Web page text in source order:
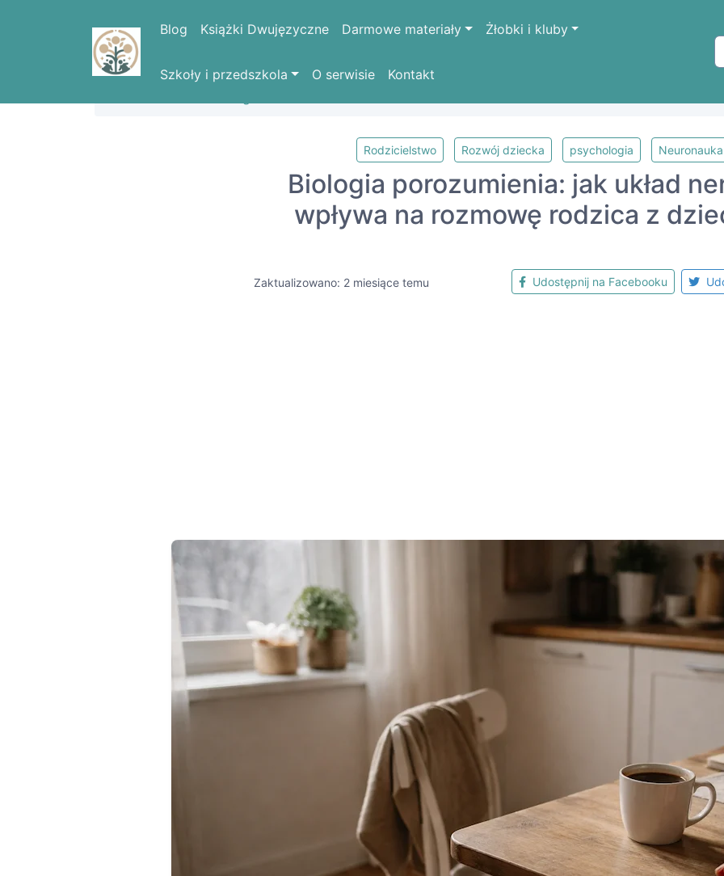
Blog Książki Dwujęzyczne Darmowe materiały Żłobki i kluby
Szkoły i przedszkola O serwisie
Kontakt
Rodzicielstwo Rozwój dziecka psychologia Neuronauka
Biologia porozumienia: jak układ
wpływa na rozmowę rodzica z
Zaktualizowano: 2 miesiące temu Udostępnij na Facebooku